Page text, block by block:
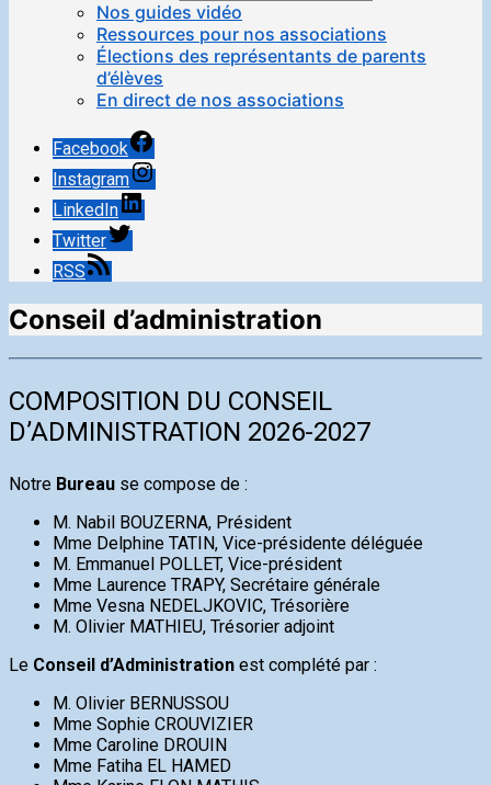
Nos guides vidéo
Ressources pour nos associations
Élections des représentants de parents
d’élèves
En direct de nos associations
Facebook
Instagram
LinkedIn
Twitter
RSS
Conseil d’administration
COMPOSITION DU CONSEIL
D’ADMINISTRATION 2026-2027
Notre Bureau se compose de :
M. Nabil BOUZERNA, Président
Mme Delphine TATIN, Vice-présidente déléguée
M. Emmanuel POLLET, Vice-président
Mme Laurence TRAPY, Secrétaire générale
Mme Vesna NEDELJKOVIC, Trésorière
M. Olivier MATHIEU, Trésorier adjoint
Le Conseil d’Administration est complété par :
M. Olivier BERNUSSOU
Mme Sophie CROUVIZIER
Mme Caroline DROUIN
Mme Fatiha EL HAMED